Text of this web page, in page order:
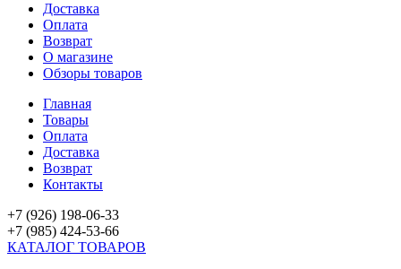
Доставка
Оплата
Возврат
О магазине
Обзоры товаров
Главная
Товары
Оплата
Доставка
Возврат
Контакты
+7 (926) 198-06-33
+7 (985) 424-53-66
КАТАЛОГ ТОВАРОВ